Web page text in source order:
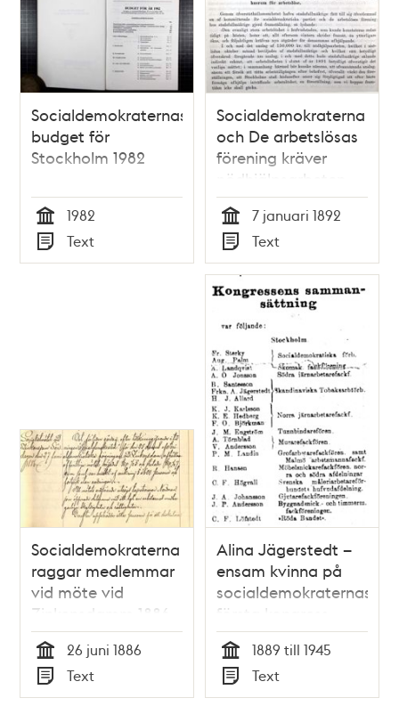
Socialdemokraternas
budget för
Stockholm 1982
Tid
1982
Typ
Text
Socialdemokraterna
och De arbetslösas
förening kräver
nödhjälpsarbeten -
stadsfullmäktige
1892
Tid
7 januari 1892
Typ
Text
Socialdemokraterna
raggar medlemmar
vid möte vid
Zinkensdamm 1886
Tid
26 juni 1886
Typ
Text
Alina Jägerstedt –
ensam kvinna på
socialdemokraternas
första kongress
Tid
1889 till 1945
Typ
Text